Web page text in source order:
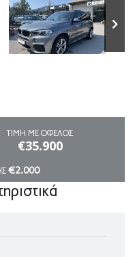
ΤΙΜΗ ΜΕ ΟΦΕΛΟΣ
€35.900
€2.000